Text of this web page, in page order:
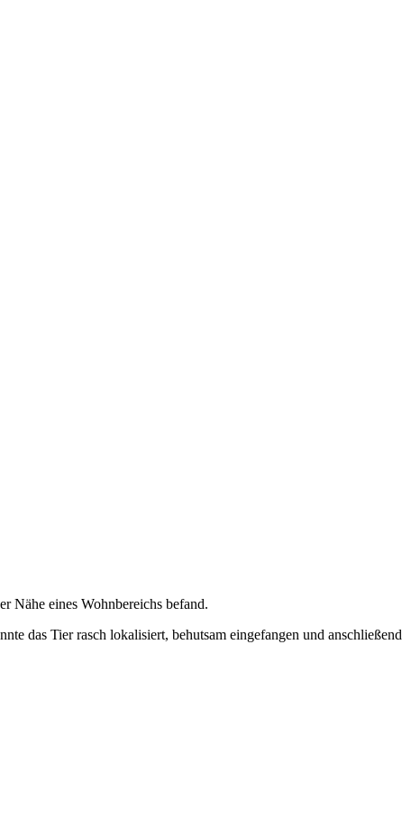
Nähe eines Wohnbereichs befand.
das Tier rasch lokalisiert, behutsam eingefangen und anschließend